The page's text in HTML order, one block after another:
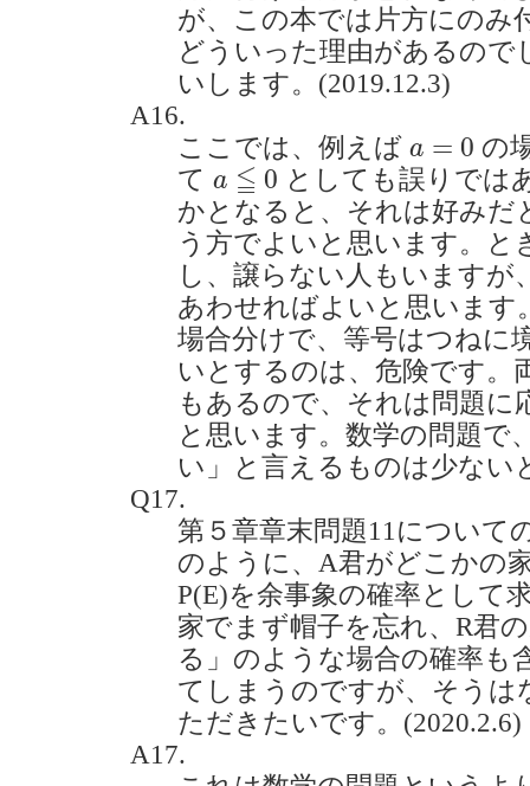
が、この本では片方にのみ
どういった理由があるので
いします。(2019.12.3)
A16.
ここでは、例えば a = 0
a
の
て a ≦ 0
a≦0
としても誤りでは
かとなると、それは好みだ
う方でよいと思います。と
し、譲らない人もいます
あわせればよいと思います
場合分けで、等号はつねに
いとするのは、危険です。
もあるので、それは問題に
と思います。数学の問題で
い」と言えるものは少ない
Q17.
第５章章末問題11について
のように、A君がどこかの
P(E)を余事象の確率として
家でまず帽子を忘れ、R君
る」のような場合の確率も
てしまうのですが、そうは
ただきたいです。(2020.2.6)
A17.